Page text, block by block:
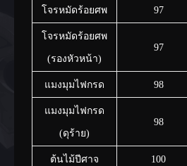
โจรหมัดร้อยศพ 97
โจรหมัดร้อยศพ
(รองหัวหน้า)
97
แมงมุมไฟกรด 98
แมงมุมไฟกรด
(ดุร้าย)
98
ต้นไม้ปีศาจ 100